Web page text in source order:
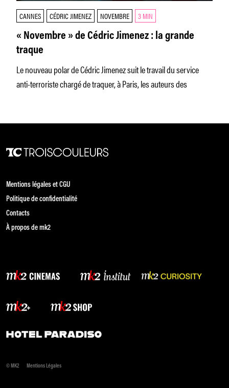
CANNES CÉDRIC JIMENEZ NOVEMBRE 3 MIN
« Novembre » de Cédric Jimenez : la grande
traque
Le nouveau polar de Cédric Jimenez suit le travail du service
anti-terroriste chargé de traquer, à Paris, les auteurs des
Mentions légales et CGU
Politique de confidentialité
Contacts
À propos de mk2
© MK2 Mentions Légales